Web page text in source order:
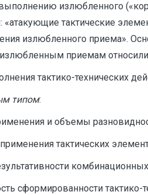
излюбленного
тактические
излюбленного приема».
приемам
тактико-технических
типом:
и объемы
применения тактических
сформированности тактико-